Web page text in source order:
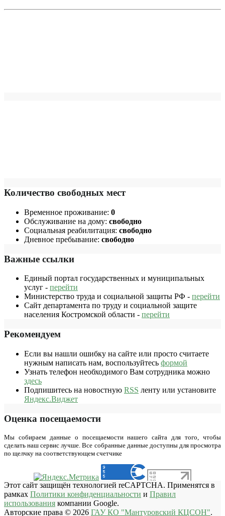
Количество свободных мест
Временное проживание: 0
Обслуживание на дому: свободно
Социальная реабилитация: свободно
Дневное пребывание: свободно
Важные ссылки
Единый портал государственных и муниципальных
услуг - перейти
Министерство труда и социальной защиты РФ - перейти
Сайт департамента по труду и социальной защите
населения Костромской области - перейти
Рекомендуем
Если вы нашли ошибку на сайте или просто считаете
нужным написать нам, воспользуйтесь формой
Узнать телефон необходимого Вам сотрудника можно
здесь
Подпишитесь на новостную RSS ленту или установите
Яндекс.Виджет
Оценка посещаемости
Мы собираем данные о посещаемости нашего сайта для того, чтобы
сделать наш сервис лучше. Все собранные данные доступны для просмотра
по щелчку на соответствующем счетчике
Этот сайт защищён технологией reCAPTCHA. Применятся в
рамках Политики конфиденциальности и Правил
использования компании Google.
Авторские права © 2026 ГАУ КО "Мантуровский КЦСОН".